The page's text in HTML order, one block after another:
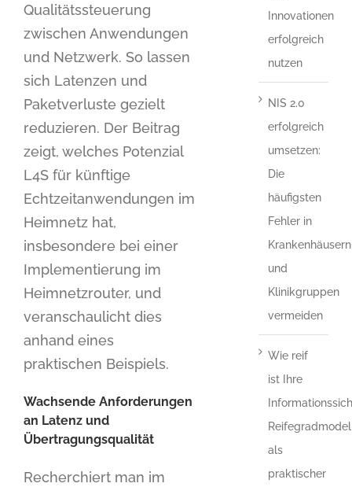
Qualitätssteuerung
zwischen Anwendungen
und Netzwerk. So lassen
sich Latenzen und
Paketverluste gezielt
reduzieren. Der Beitrag
zeigt, welches Potenzial
L4S für künftige
Echtzeitanwendungen im
Heimnetz hat,
insbesondere bei einer
Implementierung im
Heimnetzrouter, und
veranschaulicht dies
anhand eines
praktischen Beispiels.
Wachsende Anforderungen
an Latenz und
Übertragungsqualität
Recherchiert man im
Innovationen
erfolgreich
nutzen
NIS 2.0
erfolgreich
umsetzen:
Die
häufigsten
Fehler in
Krankenhäusern
und
Klinikgruppen
vermeiden
Wie reif
ist Ihre
als
praktischer